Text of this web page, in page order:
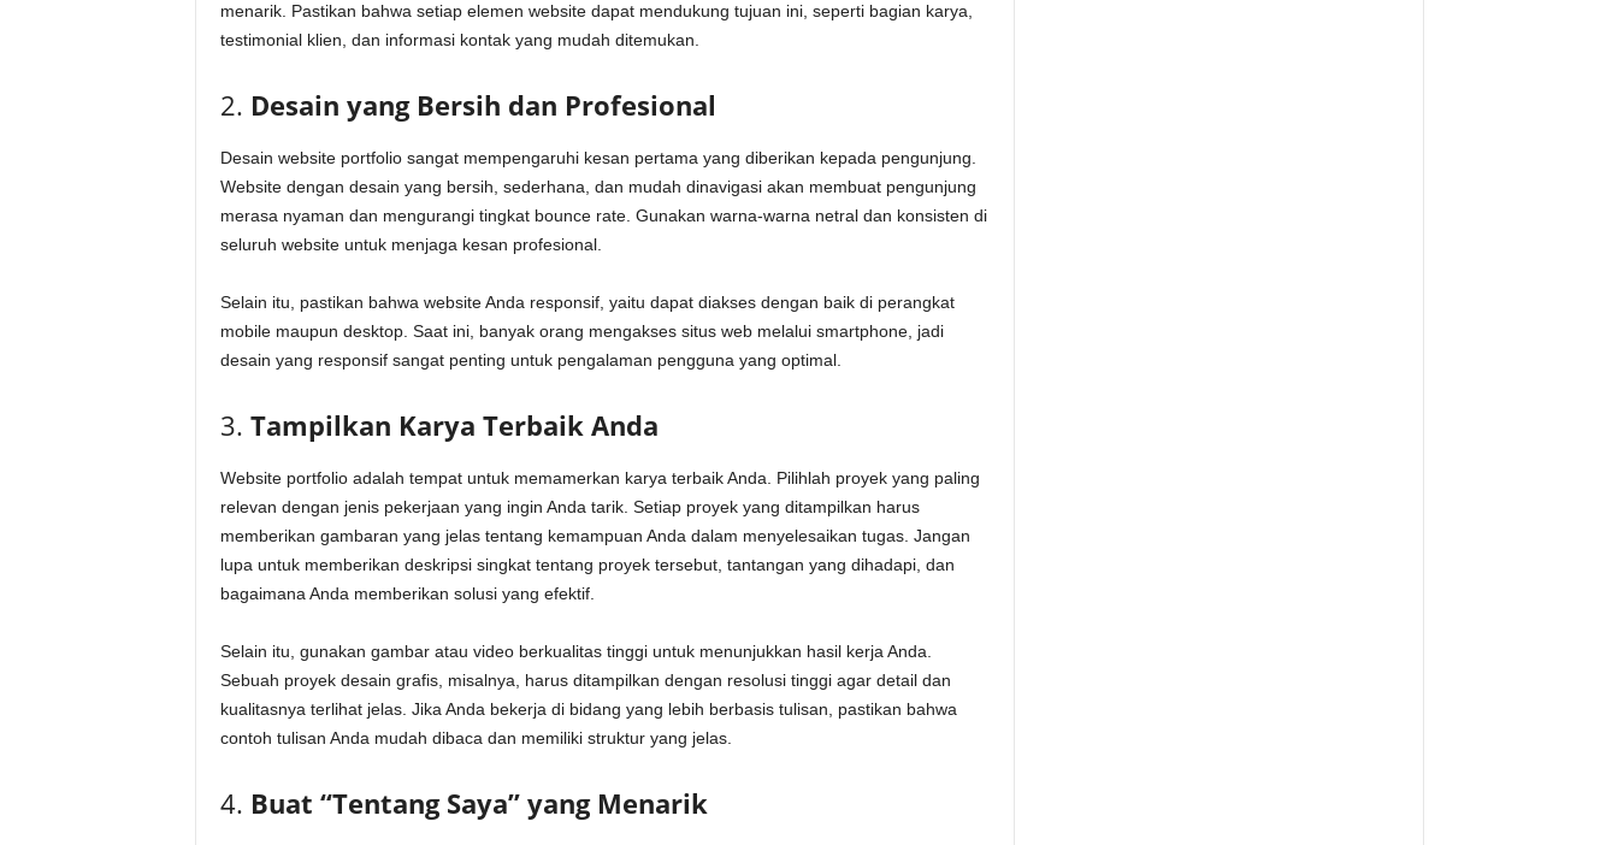
menarik. Pastikan bahwa setiap elemen website dapat mendukung tujuan ini, seperti bagian karya,
testimonial klien, dan informasi kontak yang mudah ditemukan.
2. Desain yang Bersih dan Profesional
Desain website portfolio sangat mempengaruhi kesan pertama yang diberikan kepada pengunjung.
Website dengan desain yang bersih, sederhana, dan mudah dinavigasi akan membuat pengunjung
merasa nyaman dan mengurangi tingkat bounce rate. Gunakan warna-warna netral dan konsisten di
seluruh website untuk menjaga kesan profesional.
Selain itu, pastikan bahwa website Anda responsif, yaitu dapat diakses dengan baik di perangkat
mobile maupun desktop. Saat ini, banyak orang mengakses situs web melalui smartphone, jadi
desain yang responsif sangat penting untuk pengalaman pengguna yang optimal.
3. Tampilkan Karya Terbaik Anda
Website portfolio adalah tempat untuk memamerkan karya terbaik Anda. Pilihlah proyek yang paling
relevan dengan jenis pekerjaan yang ingin Anda tarik. Setiap proyek yang ditampilkan harus
memberikan gambaran yang jelas tentang kemampuan Anda dalam menyelesaikan tugas. Jangan
lupa untuk memberikan deskripsi singkat tentang proyek tersebut, tantangan yang dihadapi, dan
bagaimana Anda memberikan solusi yang efektif.
Selain itu, gunakan gambar atau video berkualitas tinggi untuk menunjukkan hasil kerja Anda.
Sebuah proyek desain grafis, misalnya, harus ditampilkan dengan resolusi tinggi agar detail dan
kualitasnya terlihat jelas. Jika Anda bekerja di bidang yang lebih berbasis tulisan, pastikan bahwa
contoh tulisan Anda mudah dibaca dan memiliki struktur yang jelas.
4. Buat “Tentang Saya” yang Menarik